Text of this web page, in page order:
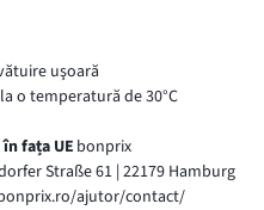
uşoară
o temperatură de 30°C
fața UE bonprix
Straße 61 | 22179 Hamburg
ajutor/contact/